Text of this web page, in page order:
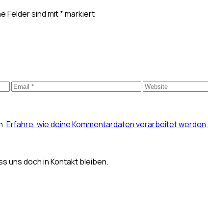
Felder sind mit*markiert
Erfahre, wie deine Kommentardaten verarbeitet werden.
uns doch in Kontakt bleiben.